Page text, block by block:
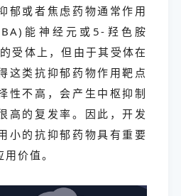
郁或者焦虑药物通常作用
能神经元或5-羟色胺
受体上，但由于其受体在
这类抗抑郁药物作用靶点
性不高，会产生中枢抑制
高的复发率。因此，开发
小的抗抑郁药物具有重要
价值。